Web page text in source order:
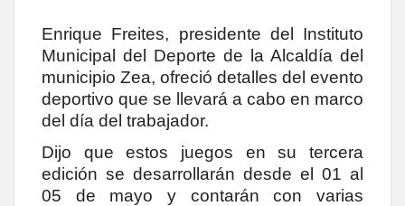
Enrique Freites, presidente del Instituto
Municipal del Deporte de la Alcaldía del
municipio Zea, ofreció detalles del evento
deportivo que se llevará a cabo en marco
del día del trabajador.
Dijo que estos juegos en su tercera
edición se desarrollarán desde el 01 al
05 de mayo y contarán con varias